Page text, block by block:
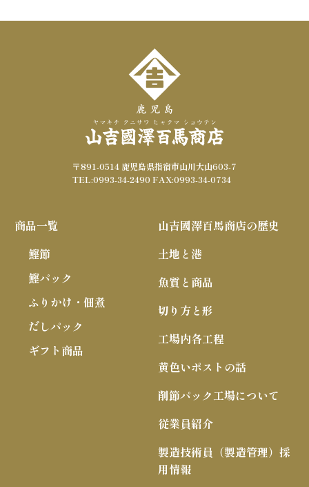
力
〒891-0514 鹿児島県指宿市山川大山603-7
TEL:0993-34-2490 FAX:0993-34-0734
商品一覧
鰹節
鰹パック
ふりかけ・佃煮
だしパック
ギフト商品
山吉國澤百馬商店の歴史
土地と港
魚質と商品
切り方と形
工場内各工程
黄色いポストの話
削節パック工場について
従業員紹介
製造技術員（製造管理）採
用情報